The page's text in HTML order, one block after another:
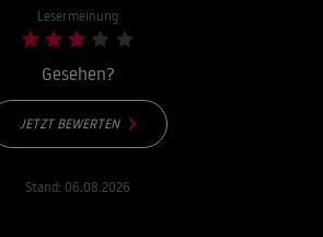
Lesermeinung
Gesehen?
JETZT BEWERTEN
Stand: 06.08.2026